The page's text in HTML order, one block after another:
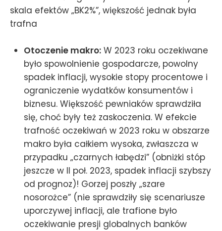
skala efektów „BK2%”, większość jednak była
trafna
Otoczenie makro: W 2023 roku oczekiwane
było spowolnienie gospodarcze, powolny
spadek inflacji, wysokie stopy procentowe i
ograniczenie wydatków konsumentów i
biznesu. Większość pewniaków sprawdziła
się, choć były też zaskoczenia. W efekcie
trafność oczekiwań w 2023 roku w obszarze
makro była całkiem wysoka, zwłaszcza w
przypadku „czarnych łabędzi” (obniżki stóp
jeszcze w II poł. 2023, spadek inflacji szybszy
od prognoz)! Gorzej poszły „szare
nosorożce” (nie sprawdziły się scenariusze
uporczywej inflacji, ale trafione było
oczekiwanie presji globalnych banków